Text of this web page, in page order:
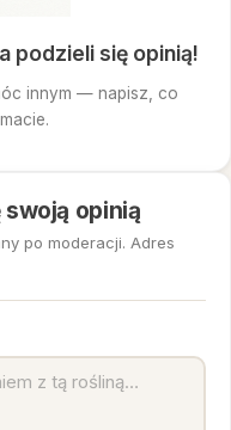
podzieli się opinią!
innym — napisz, co
swoją opinią
po moderacji. Adres